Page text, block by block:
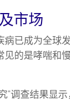
市场
病已成为全球
见的是哮喘和
”调查结果显